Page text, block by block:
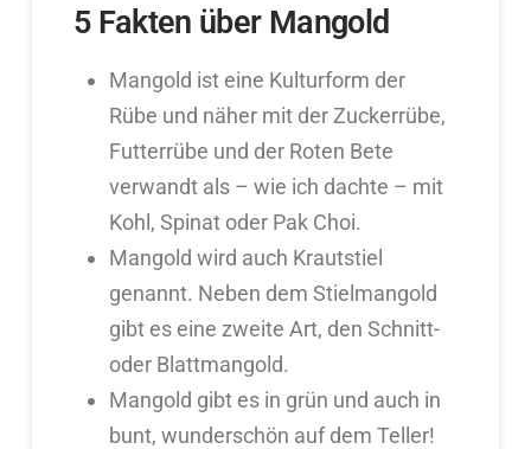
5 Fakten über Mangold
Mangold ist eine Kulturform der
Rübe und näher mit der Zuckerrübe,
Futterrübe und der Roten Bete
verwandt als – wie ich dachte – mit
Kohl, Spinat oder Pak Choi.
Mangold wird auch Krautstiel
genannt. Neben dem Stielmangold
gibt es eine zweite Art, den Schnitt-
oder Blattmangold.
Mangold gibt es in grün und auch in
bunt, wunderschön auf dem Teller!